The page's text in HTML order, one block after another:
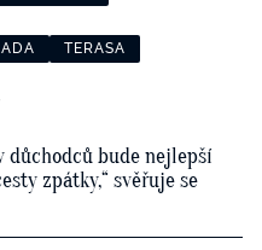
TERASA
důchodců bude nejlepší
zpátky,“ svěřuje se